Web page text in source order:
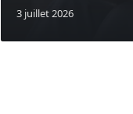
3 juillet 2026